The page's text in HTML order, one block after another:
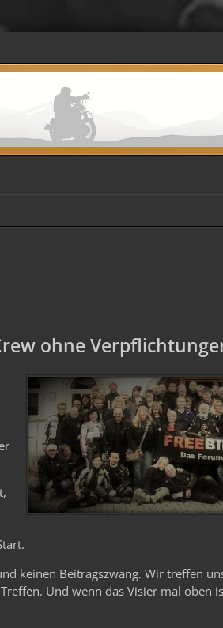
ohne
keinen Beitragszwang. Wir treffen
Und wenn das Visier mal oben